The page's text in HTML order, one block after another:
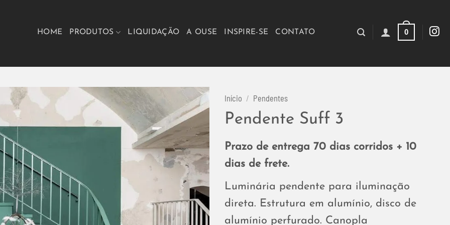
HOME PRODUTOS LIQUIDAÇÃO A OUSE INSPIRE-SE CONTATO 0
Início / Pendentes
Pendente Suff 3
Prazo de entrega 70 dias corridos + 10
dias de frete.
Luminária pendente para iluminação
direta. Estrutura em alumínio, disco de
alumínio perfurado. Canopla